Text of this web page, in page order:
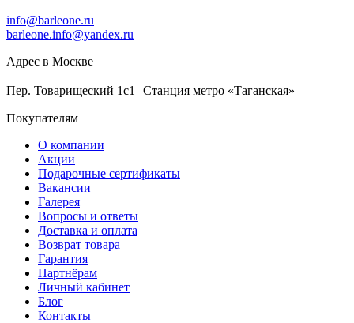
info@barleone.ru
barleone.info@yandex.ru
Адрес в Москве
Пер. Товарищеский 1с1 Станция метро «Таганская»
Покупателям
О компании
Акции
Подарочные сертификаты
Вакансии
Галерея
Вопросы и ответы
Доставка и оплата
Возврат товара
Гарантия
Партнёрам
Личный кабинет
Блог
Контакты